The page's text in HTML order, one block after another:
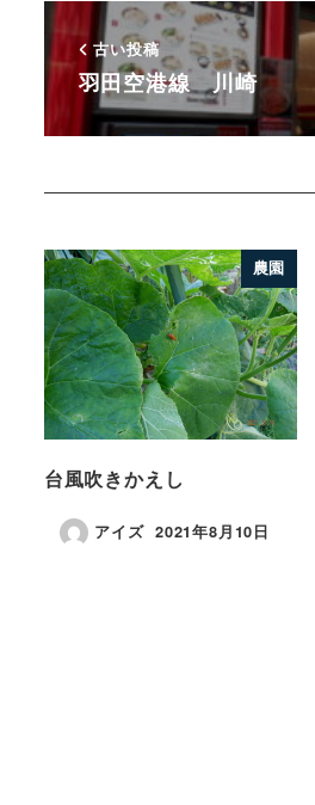
古い投稿
羽田空港線 川崎
農園
台風吹きかえし
アイズ 2021年8月10日